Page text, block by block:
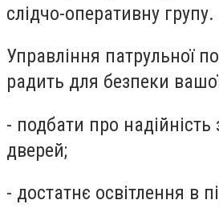
слідчо-оперативну групу.
Управління патрульної
радить для безпеки
- подбати про надійність
дверей;
- достатнє освітлення в